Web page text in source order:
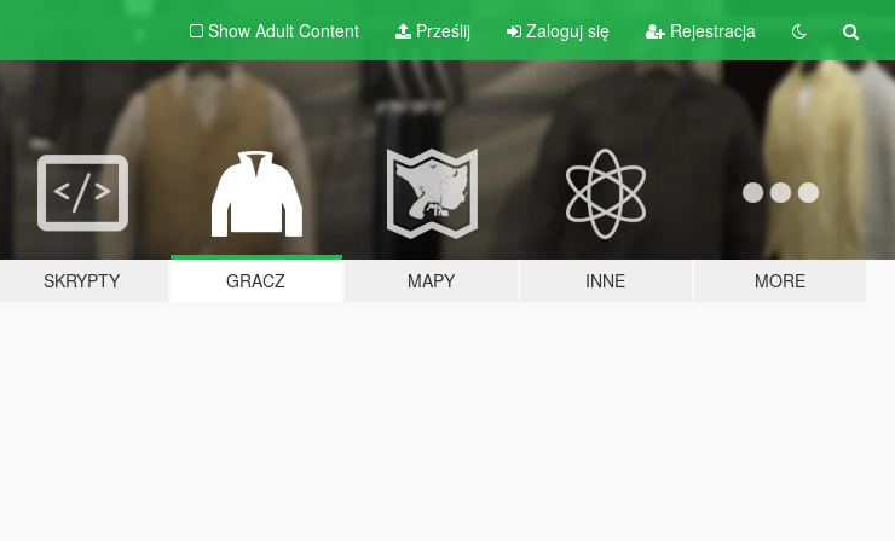
Show Adult Content Prześlij Zaloguj się Rejestracja
SKRYPTY GRACZ MAPY INNE MORE